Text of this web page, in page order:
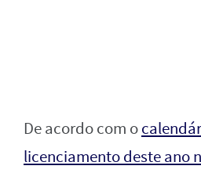
De acordo com o
licenciamento deste ano